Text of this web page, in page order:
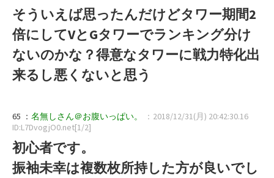
そういえば思ったんだけどタワー期間2
倍にしてVとGタワーでランキング分け
ないのかな？得意なタワーに戦力特化出
来るし悪くないと思う
65 ： 名無しさん＠お腹いっぱい。
：2018/12/31(月) 20:42:30.16
ID:L7DvogjO0.net[1/2]
初心者です。
振袖未幸は複数枚所持した方が良いでし